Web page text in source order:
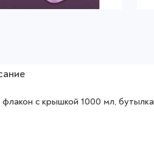
с крышкой 1000 мл, бутылка